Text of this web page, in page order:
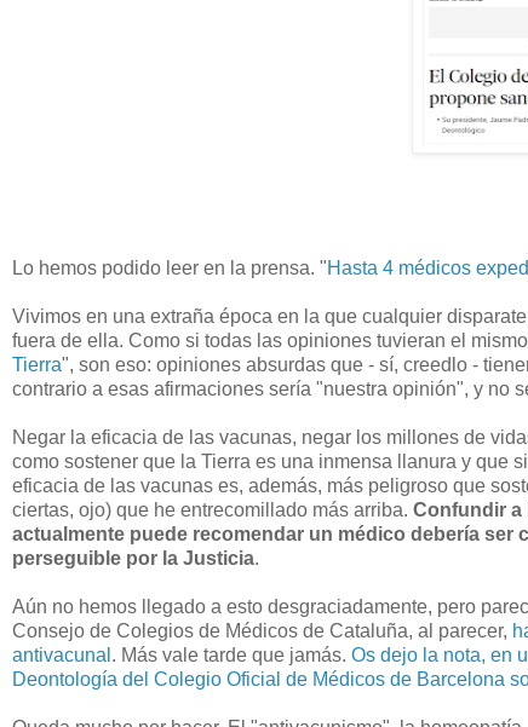
Lo hemos podido leer en la prensa. "Hasta 4 médicos
Vivimos en una extraña época en la que cualquier
fuera de ella. Como si todas las opiniones tuvieran el
Tierra", son eso: opiniones absurdas que - sí, creedlo -
contrario a esas afirmaciones sería "nuestra opinión", y no
Negar la eficacia de las vacunas, negar los millones de
como sostener que la Tierra es una inmensa llanura y que
eficacia de las vacunas es, además, más peligroso que
ciertas, ojo) que he entrecomillado más arriba. Confundir a
actualmente puede recomendar un médico debería
perseguible por la Justicia.
Aún no hemos llegado a esto desgraciadamente, pero
Consejo de Colegios de Médicos de Cataluña, al parecer,
antivacunal . Más vale tarde que jamás. Os dejo la nota, en
Deontología del Colegio Oficial de Médicos de Barcelona